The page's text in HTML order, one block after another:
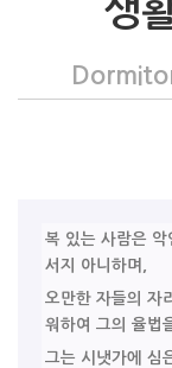
생
복 있는 사람은 악
서지 아니하며,
오만한 자들의 자
워하여 그의 율법
그는 시냇가에 심